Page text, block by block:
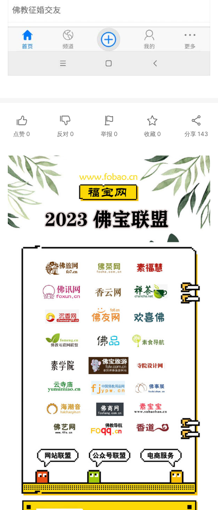
点赞0 反对 0 举报 0 收藏 0 分享 143